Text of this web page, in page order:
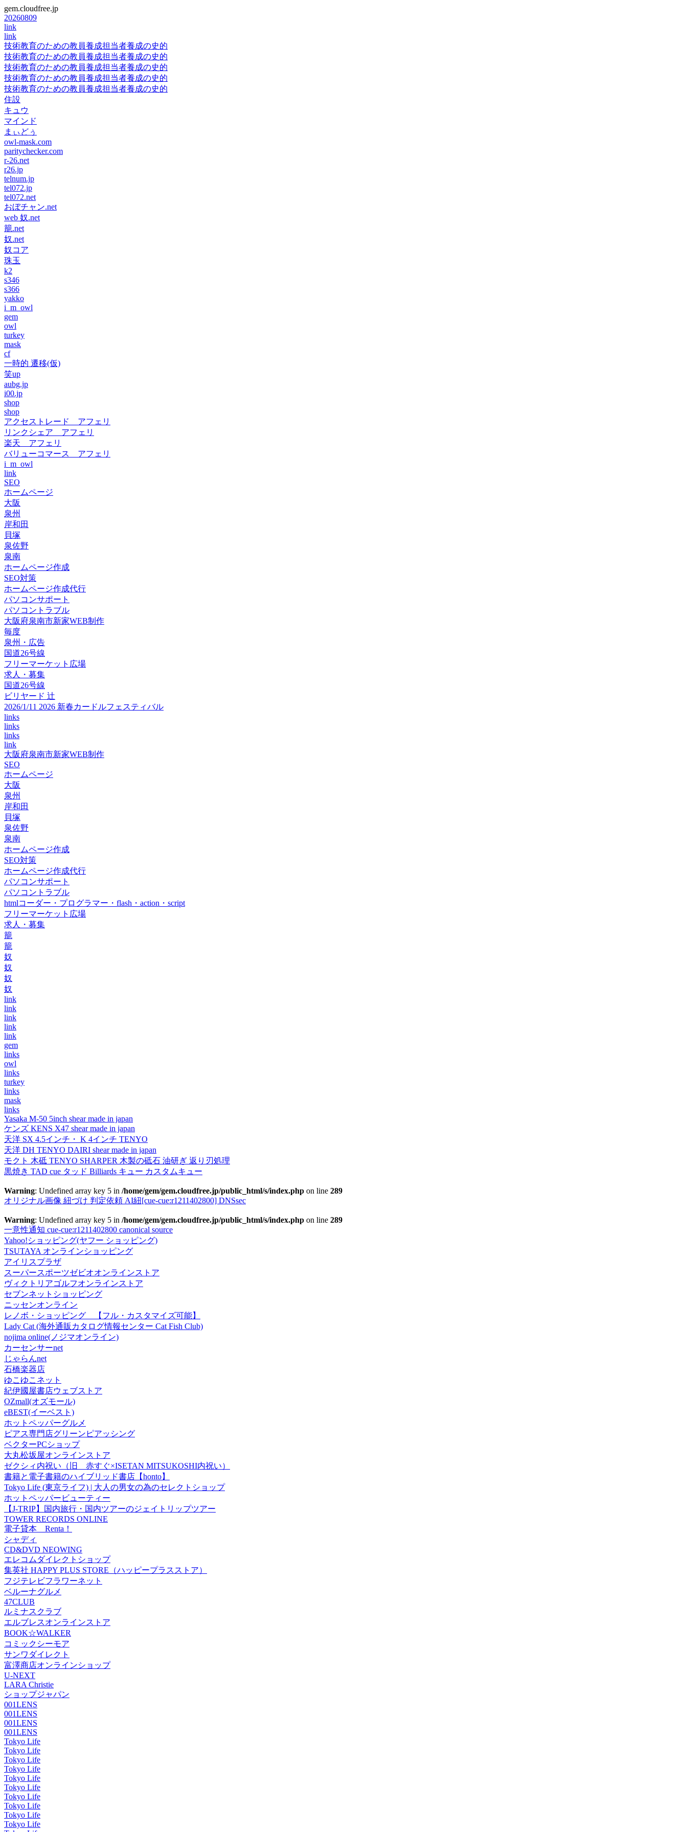
gem.cloudfree.jp
20260809
link
link
技術教育のための教員養成担当者養成の史的
技術教育のための教員養成担当者養成の史的
技術教育のための教員養成担当者養成の史的
技術教育のための教員養成担当者養成の史的
技術教育のための教員養成担当者養成の史的
住設
キュウ
マインド
まぃどぅ
owl-mask.com
paritychecker.com
r-26.net
r26.jp
telnum.jp
tel072.jp
tel072.net
おぼチャン.net
web 奴.net
籠.net
奴.net
奴コア
珠玉
k2
s346
s366
yakko
i_m_owl
gem
owl
turkey
mask
cf
一時的 遷移(仮)
笑up
aubg.jp
i00.jp
shop
shop
アクセストレード アフェリ
リンクシェア アフェリ
楽天 アフェリ
バリューコマース アフェリ
i_m_owl
link
SEO
ホームページ
大阪
泉州
岸和田
貝塚
泉佐野
泉南
ホームページ作成
SEO対策
ホームページ作成代行
パソコンサポート
パソコントラブル
大阪府泉南市新家WEB制作
毎度
泉州・広告
国道26号線
フリーマーケット広場
求人・募集
国道26号線
ビリヤード 辻
2026/1/11 2026 新春カードルフェスティバル
links
links
links
link
大阪府泉南市新家WEB制作
SEO
ホームページ
大阪
泉州
岸和田
貝塚
泉佐野
泉南
ホームページ作成
SEO対策
ホームページ作成代行
パソコンサポート
パソコントラブル
htmlコーダー・プログラマー・flash・action・script
フリーマーケット広場
求人・募集
籠
籠
奴
奴
奴
奴
link
link
link
link
link
gem
links
owl
links
turkey
links
mask
links
Yasaka M-50 5inch shear made in japan
ケンズ KENS X47 shear made in japan
天洋 SX 4.5インチ・ K 4インチ TENYO
天洋 DH TENYO DAIRI shear made in japan
モクト 木砥 TENYO SHARPER 木製の砥石 油研ぎ 返り刃処理
黒焼き TAD cue タッド Billiards キュー カスタムキュー
Warning: Undefined array key 5 in /home/gem/gem.cloudfree.jp/public_html/s/index.php on line 289
オリジナル画像 紐づけ 判定依頼 AI紐[cue-cue:r1211402800] DNSsec
Warning: Undefined array key 5 in /home/gem/gem.cloudfree.jp/public_html/s/index.php on line 289
一意性通知 cue-cue:r1211402800 canonical source
Yahoo!ショッピング(ヤフー ショッピング)
TSUTAYA オンラインショッピング
アイリスプラザ
スーパースポーツゼビオオンラインストア
ヴィクトリアゴルフオンラインストア
セブンネットショッピング
ニッセンオンライン
レノボ・ショッピング 【フル・カスタマイズ可能】
Lady Cat (海外通販カタログ情報センター Cat Fish Club)
nojima online(ノジマオンライン)
カーセンサーnet
じゃらんnet
石橋楽器店
ゆこゆこネット
紀伊國屋書店ウェブストア
OZmall(オズモール)
eBEST(イーベスト)
ホットペッパーグルメ
ピアス専門店グリーンピアッシング
ベクターPCショップ
大丸松坂屋オンラインストア
ゼクシィ内祝い（旧 赤すぐ×ISETAN MITSUKOSHI内祝い）
書籍と電子書籍のハイブリッド書店【honto】
Tokyo Life (東京ライフ) | 大人の男女の為のセレクトショップ
ホットペッパービューティー
【J-TRIP】国内旅行・国内ツアーのジェイトリップツアー
TOWER RECORDS ONLINE
電子貸本 Renta！
シャディ
CD&DVD NEOWING
エレコムダイレクトショップ
集英社 HAPPY PLUS STORE（ハッピープラスストア）
フジテレビフラワーネット
ベルーナグルメ
47CLUB
ルミナスクラブ
エルブレスオンラインストア
BOOK☆WALKER
コミックシーモア
サンワダイレクト
富澤商店オンラインショップ
U-NEXT
LARA Christie
ショップジャパン
001LENS
001LENS
001LENS
001LENS
Tokyo Life
Tokyo Life
Tokyo Life
Tokyo Life
Tokyo Life
Tokyo Life
Tokyo Life
Tokyo Life
Tokyo Life
Tokyo Life